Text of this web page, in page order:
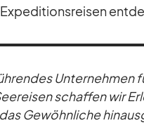
Ex­pe­di­ti­ons­rei­sen
schaf­fen wir
Ge­wöhn­li­che